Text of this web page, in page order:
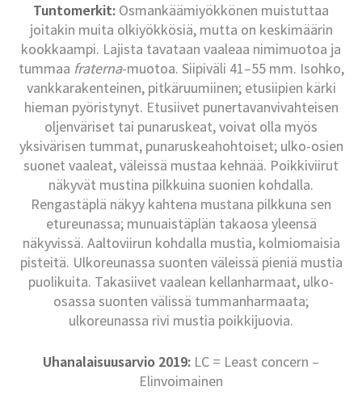
Tuntomerkit: Osmankäämiyökkönen muistuttaa
joitakin muita olkiyökkösiä, mutta on keskimäärin
kookkaampi. Lajista tavataan vaaleaa nimimuotoa ja
tummaa fraterna-muotoa. Siipiväli 41–55 mm. Isohko,
vankkarakenteinen, pitkäruumiinen; etusiipien kärki
hieman pyöristynyt. Etusiivet punertavanvivahteisen
oljenväriset tai punaruskeat, voivat olla myös
yksivärisen tummat, punaruskeahohtoiset; ulko-osien
suonet vaaleat, väleissä mustaa kehnää. Poikkiviirut
näkyvät mustina pilkkuina suonien kohdalla.
Rengastäplä näkyy kahtena mustana pilkkuna sen
etureunassa; munuaistäplän takaosa yleensä
näkyvissä. Aaltoviirun kohdalla mustia, kolmiomaisia
pisteitä. Ulkoreunassa suonten väleissä pieniä mustia
puolikuita. Takasiivet vaalean kellanharmaat, ulko-
osassa suonten välissä tummanharmaata;
ulkoreunassa rivi mustia poikkijuovia.
Uhanalaisuusarvio 2019: LC = Least concern –
Elinvoimainen